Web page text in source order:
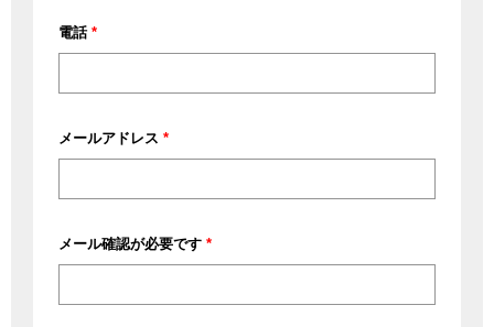
名、
部
号
ど (オ
電話 *
メールアドレス *
メール確認が必要です *